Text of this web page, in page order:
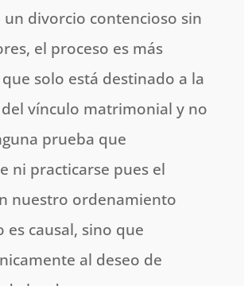
un divorcio contencioso sin
el proceso es más
solo está destinado a la
vínculo matrimonial y no
prueba que
ni practicarse pues el
nuestro ordenamiento
es causal, sino que
al deseo de